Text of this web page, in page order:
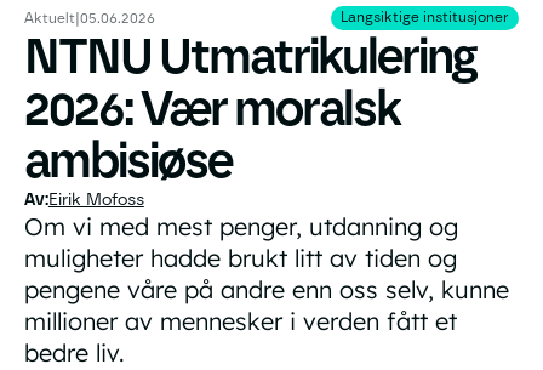
Aktuelt|05.06.2026 Langsiktige institusjoner
Langsiktige
NTNU Utmatrikulering
2026: Vær moralsk
ambisiøse
Eirik Mofoss
Om vi med mest penger, utdanning og
muligheter hadde brukt litt av tiden og
pengene våre på andre enn oss selv, kunne
millioner av mennesker i verden fått et
bedre liv.